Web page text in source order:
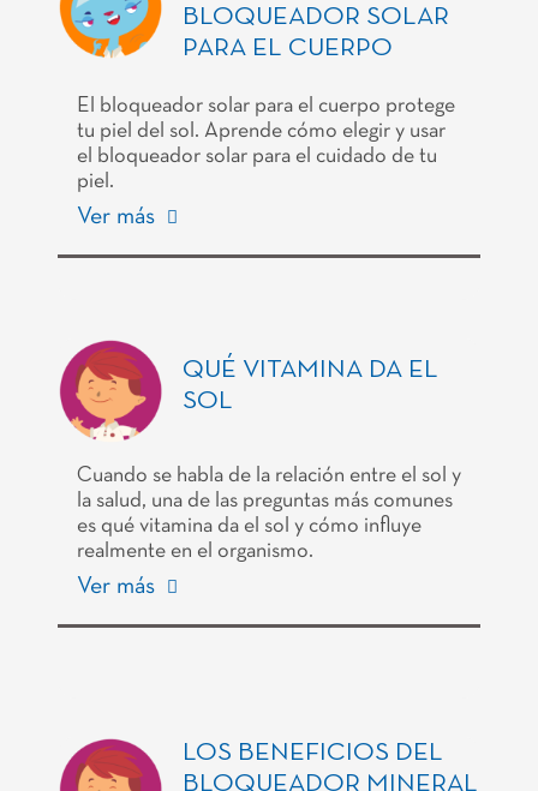
BLOQUEADOR SOLAR
PARA EL CUERPO
El bloqueador solar para el cuerpo protege
tu piel del sol. Aprende cómo elegir y usar
el bloqueador solar para el cuidado de tu
piel.
Ver más
QUÉ VITAMINA DA EL
SOL
Cuando se habla de la relación entre el sol y
la salud, una de las preguntas más comunes
es qué vitamina da el sol y cómo influye
realmente en el organismo.
Ver más
LOS BENEFICIOS DEL
BLOQUEADOR MINERAL